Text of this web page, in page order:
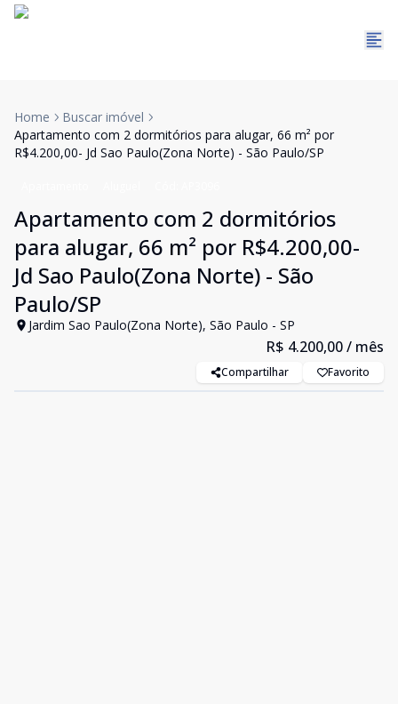
Home
Buscar imóvel
Apartamento com 2 dormitórios para alugar, 66 m² por
R$4.200,00- Jd Sao Paulo(Zona Norte) - São Paulo/SP
Apartamento com 2 dormitórios
para alugar, 66 m² por R$4.200,00-
Jd Sao Paulo(Zona Norte) - São
Paulo/SP
Jardim Sao Paulo(Zona Norte), São Paulo - SP
R$ 4.200,00/ mês
Compartilhar Favorito